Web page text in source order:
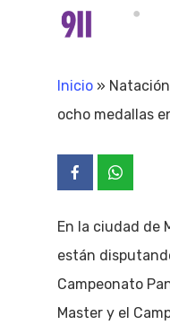
Inicio »
ocho medallas
En la ciudad de
están
Campeonato
Master y el